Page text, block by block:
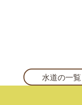
水道の一覧